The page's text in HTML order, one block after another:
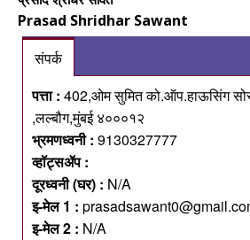
Prasad Shridhar Sawant
संपर्क
पत्ता : 402,ओम सुमित को.ऑप.हाऊसिंग
,लल्बौग,मुंबई ४०००१२
भ्रमणध्वनी : 9130327777
व्हॉट्सॲप :
दूरध्वनी (घर) : N/A
इ-मेल 1 :
इ-मेल 2 : N/A